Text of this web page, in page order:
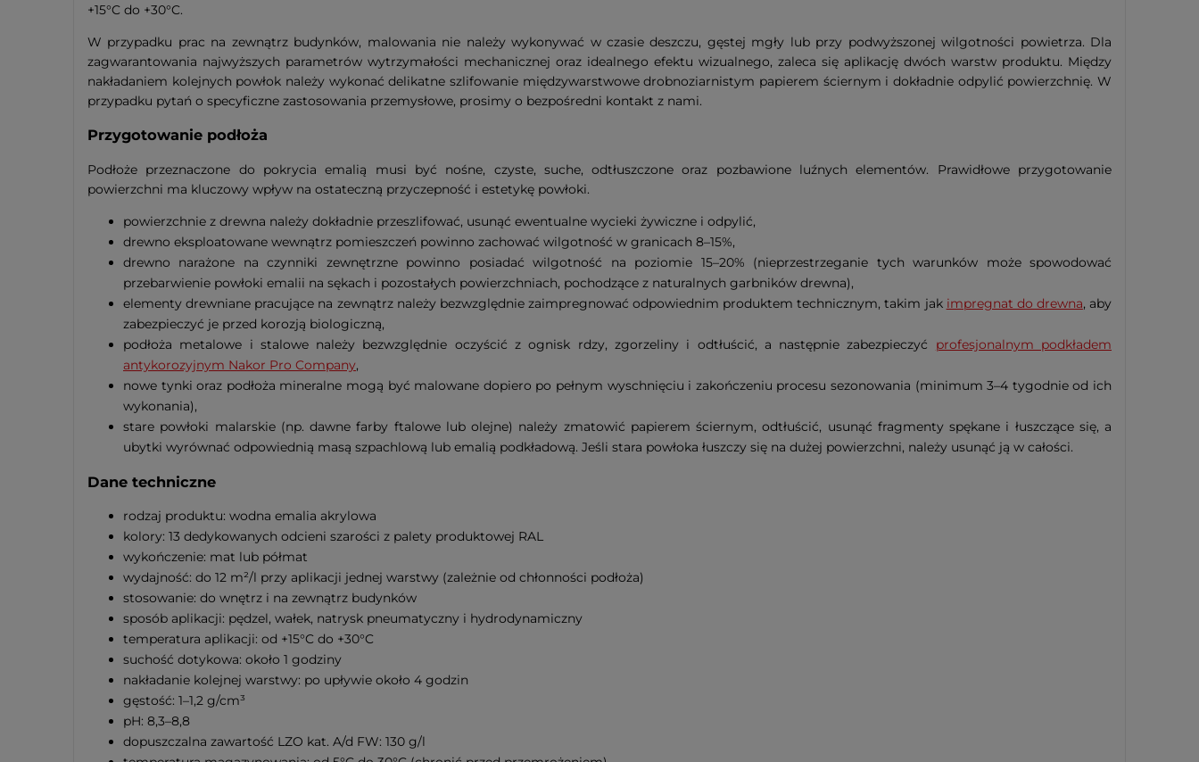
+15°C do +30°C.
W przypadku prac na zewnątrz budynków, malowania nie należy wykonywać w czasie deszczu, gęstej mgły lub przy podwyższonej wilgotności powietrza. Dla
zagwarantowania najwyższych parametrów wytrzymałości mechanicznej oraz idealnego efektu wizualnego, zaleca się aplikację dwóch warstw produktu. Między
nakładaniem kolejnych powłok należy wykonać delikatne szlifowanie międzywarstwowe drobnoziarnistym papierem ściernym i dokładnie odpylić powierzchnię. W
przypadku pytań o specyficzne zastosowania przemysłowe, prosimy o bezpośredni kontakt z nami.
Przygotowanie podłoża
Podłoże przeznaczone do pokrycia emalią musi być nośne, czyste, suche, odtłuszczone oraz pozbawione luźnych elementów. Prawidłowe przygotowanie
powierzchni ma kluczowy wpływ na ostateczną przyczepność i estetykę powłoki.
powierzchnie z drewna należy dokładnie przeszlifować, usunąć ewentualne wycieki żywiczne i odpylić,
drewno eksploatowane wewnątrz pomieszczeń powinno zachować wilgotność w granicach 8–15%,
drewno narażone na czynniki zewnętrzne powinno posiadać wilgotność na poziomie 15–20% (nieprzestrzeganie tych warunków może spowodować
przebarwienie powłoki emalii na sękach i pozostałych powierzchniach, pochodzące z naturalnych garbników drewna),
elementy drewniane pracujące na zewnątrz należy bezwzględnie zaimpregnować odpowiednim produktem technicznym, takim jak impregnat do drewna, aby
zabezpieczyć je przed korozją biologiczną,
podłoża metalowe i stalowe należy bezwzględnie oczyścić z ognisk rdzy, zgorzeliny i odtłuścić, a następnie zabezpieczyć profesjonalnym podkładem
antykorozyjnym Nakor Pro Company,
nowe tynki oraz podłoża mineralne mogą być malowane dopiero po pełnym wyschnięciu i zakończeniu procesu sezonowania (minimum 3–4 tygodnie od ich
wykonania),
stare powłoki malarskie (np. dawne farby ftalowe lub olejne) należy zmatowić papierem ściernym, odtłuścić, usunąć fragmenty spękane i łuszczące się, a
ubytki wyrównać odpowiednią masą szpachlową lub emalią podkładową. Jeśli stara powłoka łuszczy się na dużej powierzchni, należy usunąć ją w całości.
Dane techniczne
rodzaj produktu: wodna emalia akrylowa
kolory: 13 dedykowanych odcieni szarości z palety produktowej RAL
wykończenie: mat lub półmat
wydajność: do 12 m²/l przy aplikacji jednej warstwy (zależnie od chłonności podłoża)
stosowanie: do wnętrz i na zewnątrz budynków
sposób aplikacji: pędzel, wałek, natrysk pneumatyczny i hydrodynamiczny
temperatura aplikacji: od +15°C do +30°C
suchość dotykowa: około 1 godziny
nakładanie kolejnej warstwy: po upływie około 4 godzin
gęstość: 1–1,2 g/cm³
pH: 8,3–8,8
dopuszczalna zawartość LZO kat. A/d FW: 130 g/l